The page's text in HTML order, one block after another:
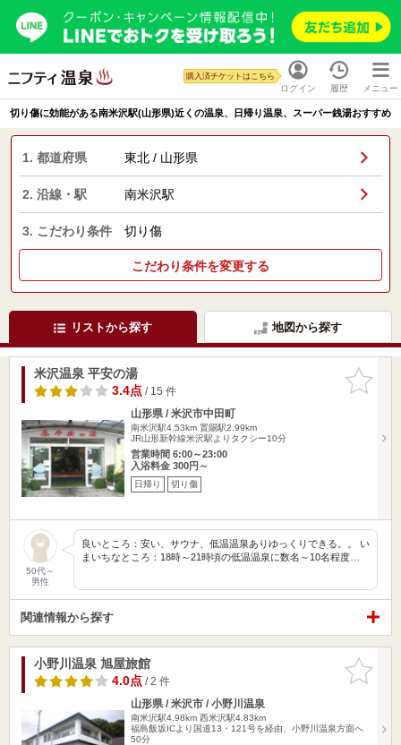
ログイン
購入済チケットはこちら
履歴 メニュー
切り傷に効能がある南米沢駅(山形県)近くの温泉、日帰り温泉、スーパー銭湯おすすめ
1. 都道府県 東北 / 山形県
2. 沿線・駅 南米沢駅
3. こだわり条件 切り傷
こだわり条件を変更する
リストから探す 地図から探す
お気に入
りに追加
米沢温泉 平安の湯
3.4点/ 15 件
山形県 / 米沢市中田町
南米沢駅4.53km 置賜駅2.99km
JR山形新幹線米沢駅よりタクシー10分
営業時間 6:00～23:00
入浴料金 300円～
日帰り 切り傷
50代～
男性
良いところ：安い、サウナ、低温温泉ありゆっくりできる。。 い
まいちなところ：18時～21時頃の低温温泉に数名～10名程度…
関連情報から探す
お気に入
りに追加
小野川温泉 旭屋旅館
4.0点/ 2 件
山形県 / 米沢市 / 小野川温泉
南米沢駅4.98km 西米沢駅4.83km
福島飯坂ICより国道13・121号を経由、小野川温泉方面へ
50分